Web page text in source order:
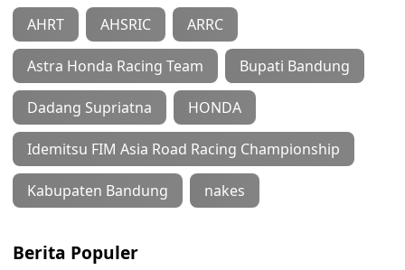
AHRT AHSRIC ARRC
Astra Honda Racing Team Bupati Bandung
Dadang Supriatna HONDA
Idemitsu FIM Asia Road Racing Championship
Kabupaten Bandung nakes
Berita Populer